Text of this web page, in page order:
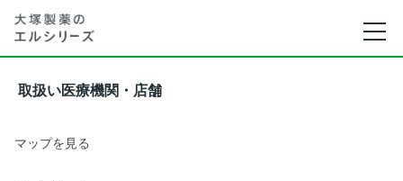
取扱い医療機関・店舗
マップを見る